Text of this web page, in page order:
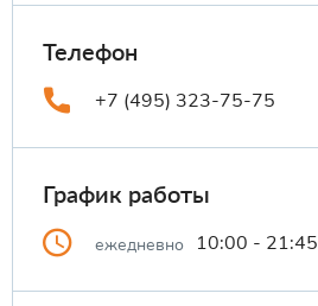
Телефон
+7 (495) 323-75-75
График работы
ежедневно 10:00 - 21:45